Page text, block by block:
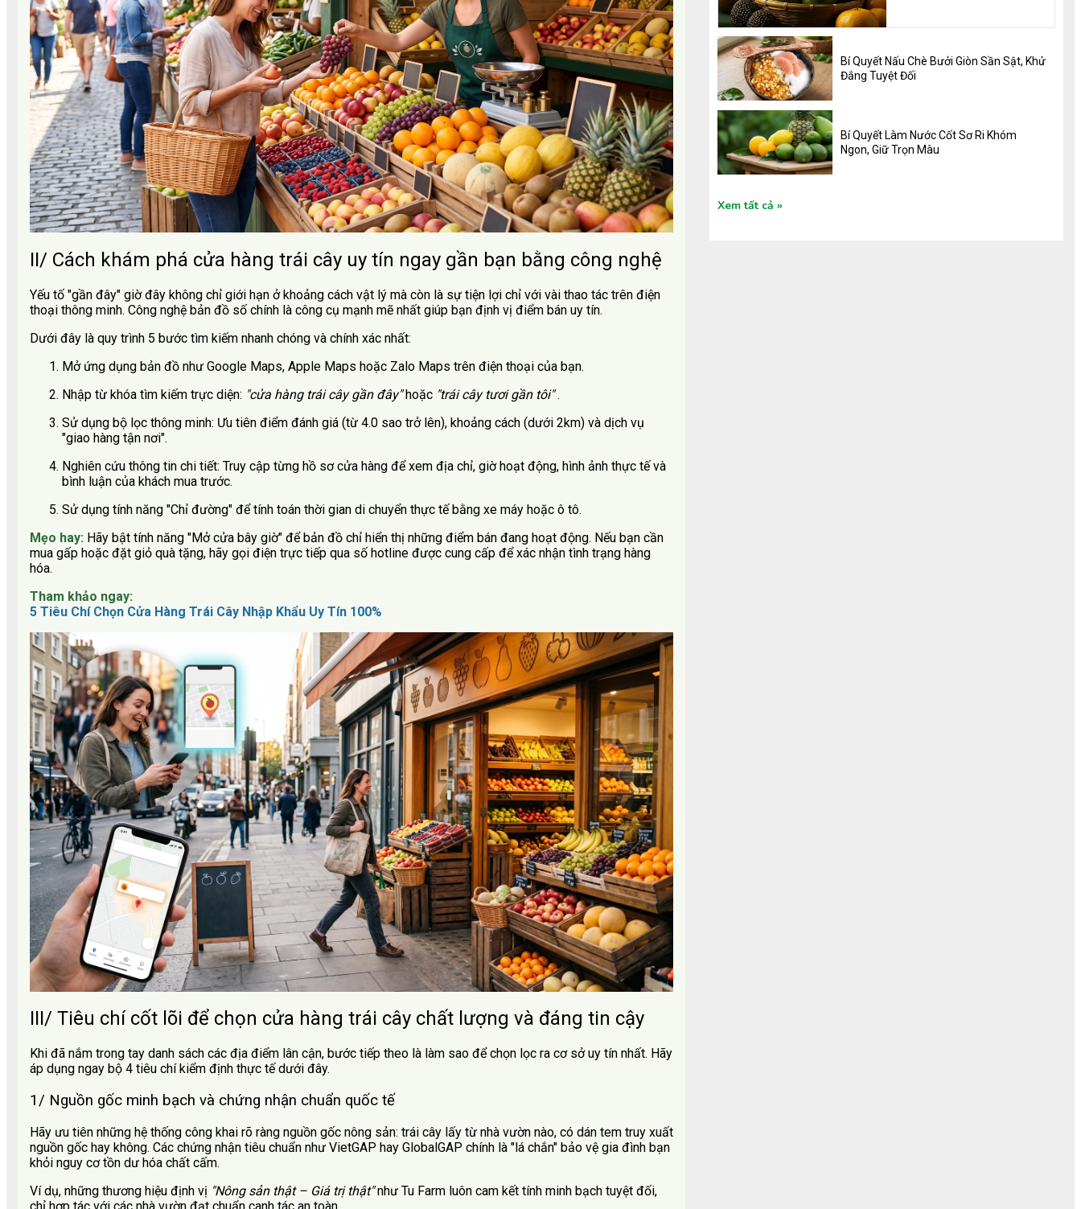
và 8 Lợi Ích Không Thể
Bí Quyết Nấu Chè Bưởi Giòn Sần Sật, Khử
Đắng Tuyệt Đối
Bí Quyết Làm Nước Cốt Sơ Ri Khóm
Ngon, Giữ Trọn Màu
Xem tất cả
II/ Cách khám phá cửa hàng trái cây uy tín ngay gần bạn bằng công nghệ
Yếu tố "gần đây" giờ đây không chỉ giới hạn ở khoảng cách vật lý mà còn là sự tiện lợi chỉ với vài thao tác trên điện
thoại thông minh. Công nghệ bản đồ số chính là công cụ mạnh mẽ nhất giúp bạn định vị điểm bán uy tín.
Dưới đây là quy trình 5 bước tìm kiếm nhanh chóng và chính xác nhất:
Mở ứng dụng bản đồ như Google Maps, Apple Maps hoặc Zalo Maps trên điện thoại của bạn.
Nhập từ khóa tìm kiếm trực diện: "cửa hàng trái cây gần đây"hoặc "trái cây tươi gần tôi".
Sử dụng bộ lọc thông minh: Ưu tiên điểm đánh giá (từ 4.0 sao trở lên), khoảng cách (dưới 2km) và dịch vụ
"giao hàng tận nơi".
Nghiên cứu thông tin chi tiết: Truy cập từng hồ sơ cửa hàng để xem địa chỉ, giờ hoạt động, hình ảnh thực tế và
bình luận của khách mua trước.
Sử dụng tính năng "Chỉ đường" để tính toán thời gian di chuyển thực tế bằng xe máy hoặc ô tô.
Mẹo hay: Hãy bật tính năng "Mở cửa bây giờ" để bản đồ chỉ hiển thị những điểm bán đang hoạt động. Nếu bạn cần
mua gấp hoặc đặt giỏ quà tặng, hãy gọi điện trực tiếp qua số hotline được cung cấp để xác nhận tình trạng hàng
hóa.
Tham khảo ngay:
5 Tiêu Chí Chọn Cửa Hàng Trái Cây Nhập Khẩu Uy Tín 100%
III/ Tiêu chí cốt lõi để chọn cửa hàng trái cây chất lượng và đáng tin cậy
Khi đã nắm trong tay danh sách các địa điểm lân cận, bước tiếp theo là làm sao để chọn lọc ra cơ sở uy tín nhất. Hãy
áp dụng ngay bộ 4 tiêu chí kiểm định thực tế dưới đây.
1/ Nguồn gốc minh bạch và chứng nhận chuẩn quốc tế
Hãy ưu tiên những hệ thống công khai rõ ràng nguồn gốc nông sản: trái cây lấy từ nhà vườn nào, có dán tem truy xuất
nguồn gốc hay không. Các chứng nhận tiêu chuẩn như VietGAP hay GlobalGAP chính là "lá chắn" bảo vệ gia đình bạn
khỏi nguy cơ tồn dư hóa chất cấm.
Ví dụ, những thương hiệu định vị "Nông sản thật – Giá trị thật"như Tu Farm luôn cam kết tính minh bạch tuyệt đối,